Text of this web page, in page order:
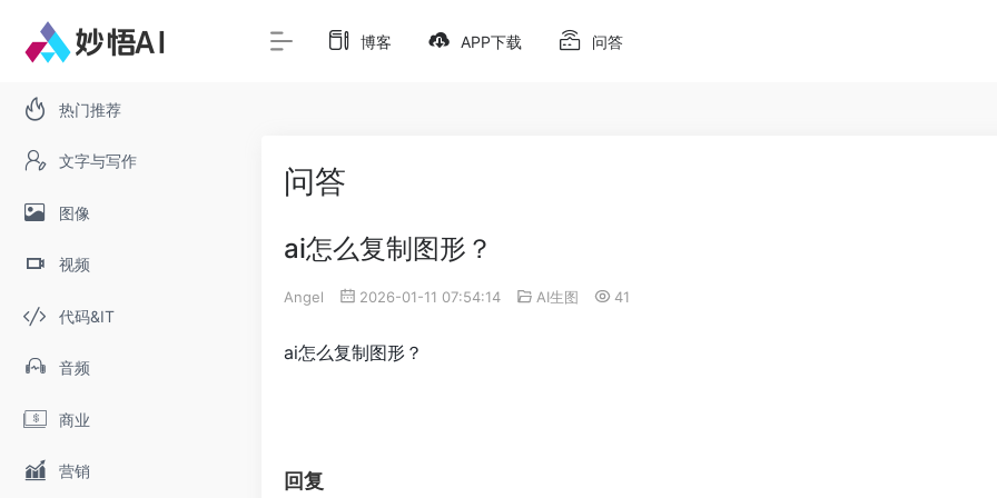
热门推荐
文字与写作
图像
视频
代码&IT
音频
商业
营销
博客 APP下载 问答
问答
ai怎么复制图形？
Angel 2026-01-11 07:54:14 AI生图 41
ai怎么复制图形？
回复